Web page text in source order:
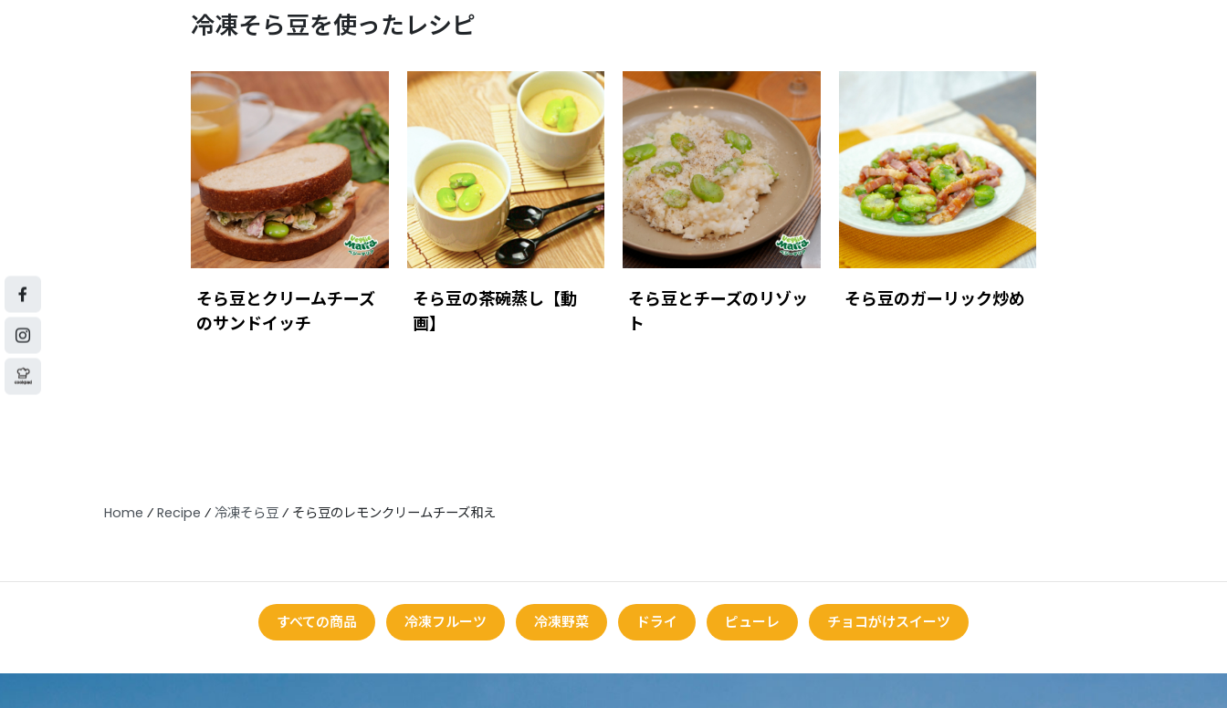
冷凍そら豆を使ったレシピ
そら豆とクリームチーズ
のサンドイッチ
そら豆の茶碗蒸し【動
画】
そら豆とチーズのリゾッ
ト
そら豆のガーリック炒め
Home ⁄ Recipe ⁄ 冷凍そら豆 ⁄ そら豆のレモンクリームチーズ和え
すべての商品 冷凍フルーツ 冷凍野菜 ドライ ピューレ チョコがけスイーツ